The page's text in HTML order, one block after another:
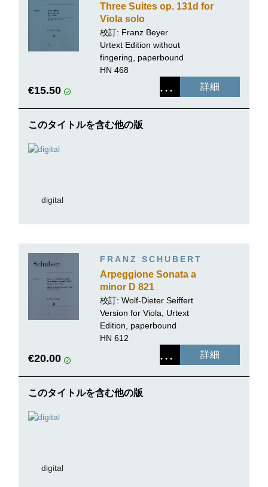
Three Suites op. 131d for
Viola solo
校訂: Franz Beyer
Urtext Edition without
fingering, paperbound
HN 468
€15.50 詳細
このタイトルを含む他の版
digital
FRANZ SCHUBERT
Arpeggione Sonata a
minor D 821
校訂: Wolf-Dieter Seiffert
Version for Viola, Urtext
Edition, paperbound
HN 612
€20.00 詳細
このタイトルを含む他の版
digital